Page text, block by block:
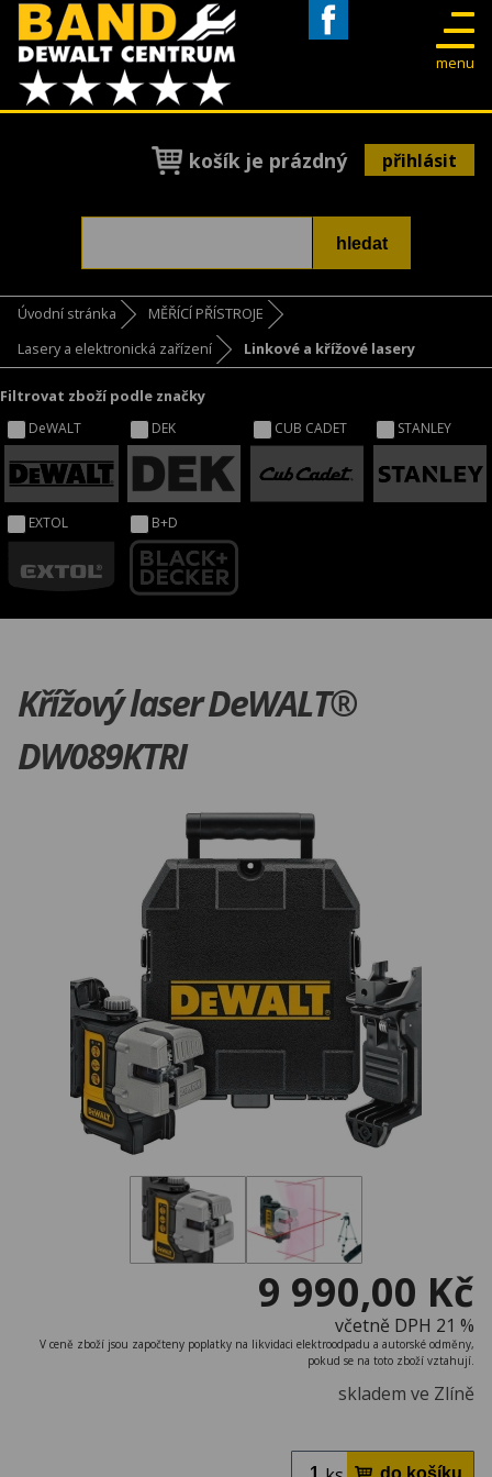
menu
košík je prázdný přihlásit
Úvodní stránka
MĚŘÍCÍ PŘÍSTROJE
Lasery a elektronická zařízení
Linkové a křížové lasery
Filtrovat zboží podle značky
DeWALT DEK CUB CADET STANLEY
EXTOL B+D
Křížový laser DeWALT®
DW089KTRI
9 990,00 Kč
včetně DPH 21 %
V ceně zboží jsou započteny poplatky na likvidaci elektroodpadu a autorské odměny,
pokud se na toto zboží vztahují.
skladem ve Zlíně